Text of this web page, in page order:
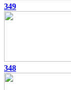
349
348